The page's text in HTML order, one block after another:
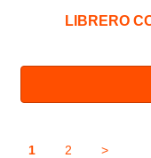
LIBRERO
1 2 >